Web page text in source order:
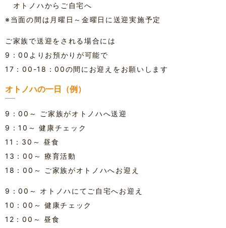
オトノハからご自宅へ
※当面の間は月曜日～金曜日に送迎実施予定
ご家族で送迎をされる場合には
9：00よりお預かりが可能で
17：00-18：00の間にお迎えをお願いします
オトノハの一日（例）
9：00～ ご家族がオトノハへ送迎
9：10～ 健康チェック
11：30～ 昼食
13：00～ 療育活動
18：00～ ご家族がオトノハへお迎え
9：00～ オトノハにてご自宅へお迎え
10：00～ 健康チェック
12：00～ 昼食